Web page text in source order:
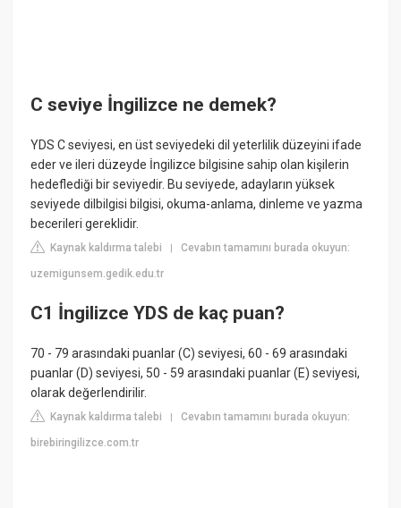
C seviye İngilizce ne demek?
YDS C seviyesi, en üst seviyedeki dil yeterlilik düzeyini ifade
eder ve ileri düzeyde İngilizce bilgisine sahip olan kişilerin
hedeflediği bir seviyedir. Bu seviyede, adayların yüksek
seviyede dilbilgisi bilgisi, okuma-anlama, dinleme ve yazma
becerileri gereklidir.
Kaynak kaldırma talebi |Cevabın tamamını burada okuyun:
uzemigunsem.gedik.edu.tr
C1 İngilizce YDS de kaç puan?
70 - 79 arasındaki puanlar (C) seviyesi, 60 - 69 arasındaki
puanlar (D) seviyesi, 50 - 59 arasındaki puanlar (E) seviyesi,
olarak değerlendirilir.
Kaynak kaldırma talebi |Cevabın tamamını burada okuyun:
birebiringilizce.com.tr